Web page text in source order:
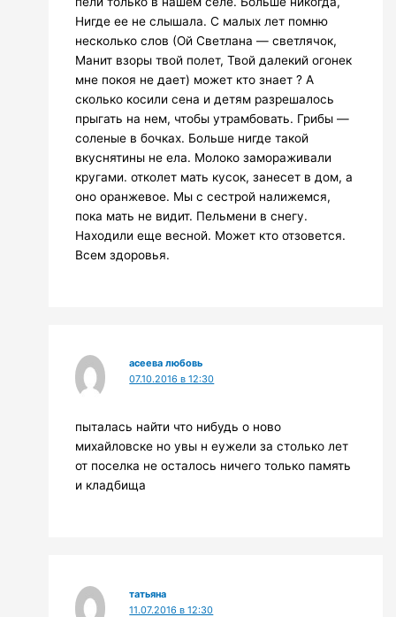
Нигде ее не слышала. С малых лет помню
несколько слов (Ой Светлана — светлячок,
Манит взоры твой полет, Твой далекий огонек
мне покоя не дает) может кто знает ? А
сколько косили сена и детям разрешалось
прыгать на нем, чтобы утрамбовать. Грибы —
соленые в бочках. Больше нигде такой
вкуснятины не ела. Молоко замораживали
кругами. отколет мать кусок, занесет в дом, а
оно оранжевое. Мы с сестрой налижемся,
пока мать не видит. Пельмени в снегу.
Находили еще весной. Может кто отзовется.
Всем здоровья.
асеева любовь
07.10.2016 в 12:30
пыталась найти что нибудь о ново
михайловске но увы н еужели за столько лет
от поселка не осталось ничего только память
и кладбища
татьяна
11.07.2016 в 12:30